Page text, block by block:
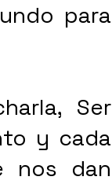
para
Ser
y cada
nos dan